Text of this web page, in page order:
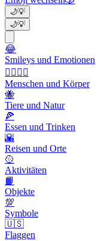
🌙💡
🌙💡
😂
Smileys und Emotionen
👩‍❤️‍💋‍👨
Menschen und Körper
🐝
Tiere und Natur
🍕
Essen und Trinken
🌇
Reisen und Orte
🥎
Aktivitäten
📙
Objekte
💯
Symbole
🇺🇸
Flaggen